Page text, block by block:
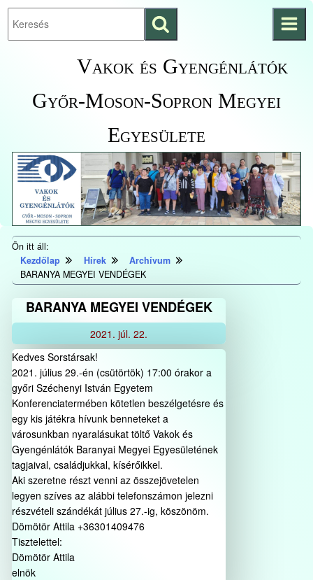
Ugrás a fő
KezdőlapraVakok és Gyengénlátók
Győr-Moson-Sopron Megyei
Egyesülete
Keresés
indítása
Ön itt áll:
Kezdőlap
Hírek
Archívum
BARANYA MEGYEI VENDÉGEK
BARANYA MEGYEI VENDÉGEK
2021. júl. 22.
Kedves Sorstársak!
2021. július 29.-én (csütörtök) 17:00 órakor a
győri Széchenyi István Egyetem
Konferenciatermében kötetlen beszélgetésre és
egy kis játékra hívunk benneteket a
városunkban nyaralásukat töltő Vakok és
Gyengénlátók Baranyai Megyei Egyesületének
tagjaival, családjukkal, kísérőikkel.
Aki szeretne részt venni az összejövetelen
legyen szíves az alábbi telefonszámon jelezni
részvételi szándékát július 27.-ig, köszönöm.
Dömötör Attila +36301409476
Tisztelettel:
Dömötör Attila
elnök